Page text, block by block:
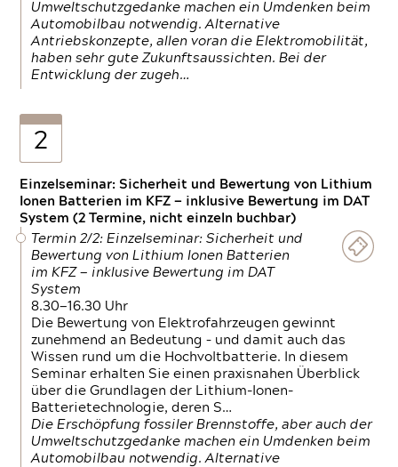
Umweltschutzgedanke machen ein Umdenken beim
Automobilbau notwendig. Alternative
Antriebskonzepte, allen voran die Elektromobilität,
haben sehr gute Zukunftsaussichten. Bei der
Entwicklung der zugeh…
2
Einzelseminar: Sicherheit und Bewertung von Lithium
Ionen Batterien im KFZ — inklusive Bewertung im DAT
System (2 Termine, nicht einzeln buchbar)
Termin 2/2: Einzelseminar: Sicherheit und
Bewertung von Lithium Ionen Batterien
im KFZ — inklusive Bewertung im DAT
System
8.30—16.30 Uhr
Die Bewertung von Elektrofahrzeugen gewinnt
zunehmend an Bedeutung – und damit auch das
Wissen rund um die Hochvoltbatterie. In diesem
Seminar erhalten Sie einen praxisnahen Überblick
über die Grundlagen der Lithium-Ionen-
Batterietechnologie, deren S…
Die Erschöpfung fossiler Brennstoffe, aber auch der
Umweltschutzgedanke machen ein Umdenken beim
Automobilbau notwendig. Alternative